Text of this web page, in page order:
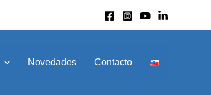
Novedades Contacto